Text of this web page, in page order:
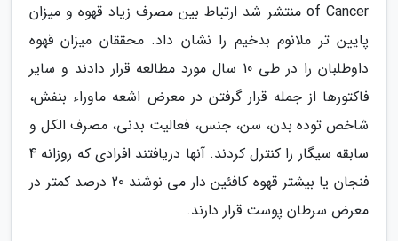
of Cancer منتشر شد ارتباط بین مصرف زیاد قهوه و میزان
پایین تر ملانوم بدخیم را نشان داد. محققان میزان قهوه
داوطلبان را در طی 10 سال مورد مطالعه قرار دادند و سایر
فاکتورها از جمله قرار گرفتن در معرض اشعه ماوراء بنفش،
شاخص توده بدن، سن، جنس، فعالیت بدنی، مصرف الکل و
سابقه سیگار را کنترل کردند. آنها دریافتند افرادی که روزانه 4
فنجان یا بیشتر قهوه کافئین دار می نوشند 20 درصد کمتر در
معرض سرطان پوست قرار دارند.